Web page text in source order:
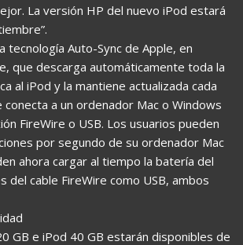
La versión HP del nuevo iPod estará
tecnología Auto-Sync de Apple, en
que descarga automáticamente toda la
al iPod y la mantiene actualizada cada
a un ordenador Mac o Windows
FireWire o USB. Los usuarios pueden
por segundo de su ordenador Mac
ahora cargar al tiempo la batería del
del cable FireWire como USB, ambos
GB e iPod 40 GB estarán disponibles de